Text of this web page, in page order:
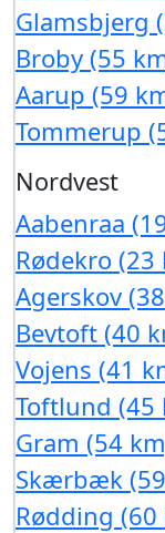
Glamsbjerg
Broby (55
Aarup (59
Tommerup
Nordvest
Aabenraa
Rødekro (23
Agerskov
Bevtoft (40
Vojens (41
Toftlund (45
Gram (54
Skærbæk
Rødding (60